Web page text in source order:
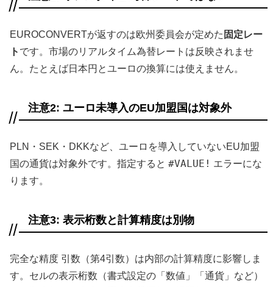
EUROCONVERTが返すのは欧州委員会が定めた 固定レー
ト です。市場のリアルタイム為替レートは反映されませ
ん。たとえば日本円とユーロの換算には使えません。
注意2: ユーロ未導入のEU加盟国は対象外
PLN・SEK・DKKなど、ユーロを導入していないEU加盟
国の通貨は対象外です。指定すると #VALUE! エラーにな
ります。
注意3: 表示桁数と計算精度は別物
完全な精度 引数（第4引数）は内部の計算精度に影響しま
す。セルの表示桁数（書式設定の「数値」「通貨」など）